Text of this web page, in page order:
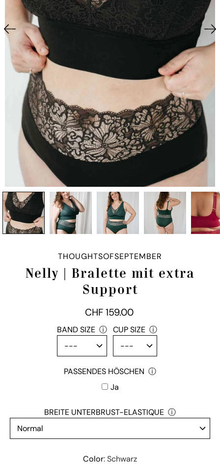
THOUGHTSOFSEPTEMBER
Nelly | Bralette mit extra
Support
CHF 159.00
BAND SIZE ⓘ CUP SIZE ⓘ
PASSENDES HÖSCHEN ⓘ
Ja
BREITE UNTERBRUST-ELASTIQUE ⓘ
Color Schwarz
Variante auswählen